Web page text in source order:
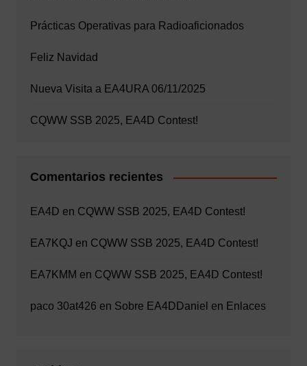
Prácticas Operativas para Radioaficionados
Feliz Navidad
Nueva Visita a EA4URA 06/11/2025
CQWW SSB 2025, EA4D Contest!
Comentarios recientes
EA4D en CQWW SSB 2025, EA4D Contest!
EA7KQJ en CQWW SSB 2025, EA4D Contest!
EA7KMM en CQWW SSB 2025, EA4D Contest!
paco 30at426 en Sobre EA4D Daniel en Enlaces